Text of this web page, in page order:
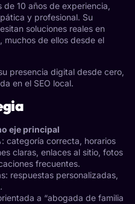
de 10 años de experiencia,
y profesional. Su
soluciones reales en
muchos de ellos desde el
presencia digital desde cero,
en el SEO local.
eje principal
categoría correcta, horarios
claras, enlaces al sitio, fotos
frecuentes.
respuestas personalizadas,
a “abogada de familia